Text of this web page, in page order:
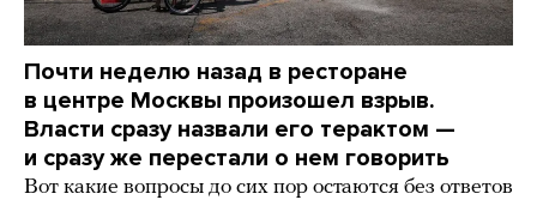
Почти неделю назад в ресторане
в центре Москвы произошел взрыв.
Власти сразу назвали его терактом —
и сразу же перестали о нем говорить
Вот какие вопросы до сих пор остаются без ответов